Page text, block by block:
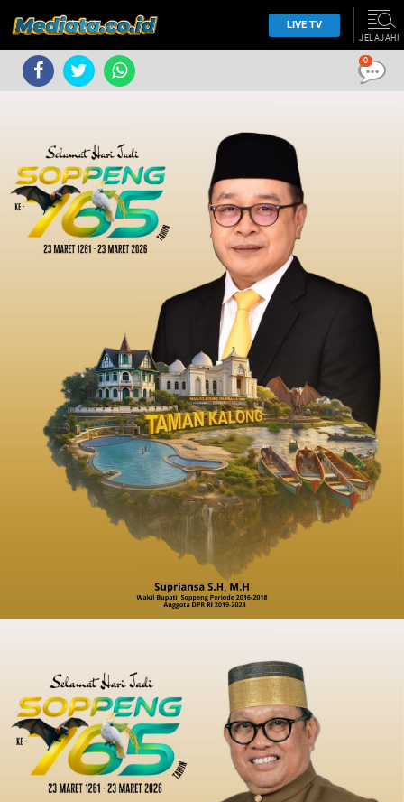
LIVE TV
JELAJAHI
0